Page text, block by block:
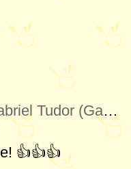
Tudor (GabrielTudor391)
👍👍👍